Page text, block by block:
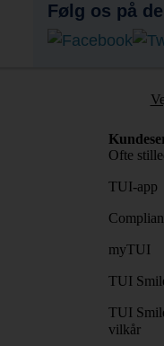
Følg os på
Ofte
TUI-app
myTUI
TUI
TUI
vilkår